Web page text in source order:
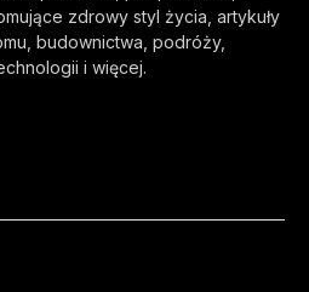
zdrowy styl życia, artykuły
budownictwa, podróży,
i więcej.